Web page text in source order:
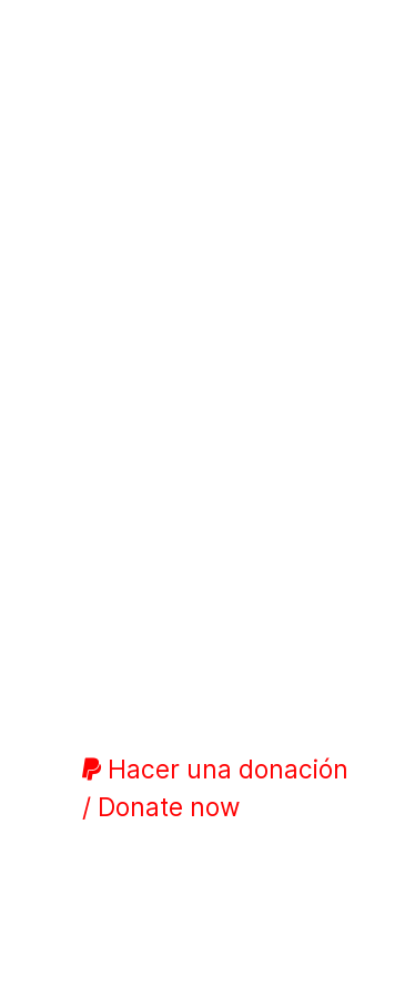
Hacer una donación
/ Donate now